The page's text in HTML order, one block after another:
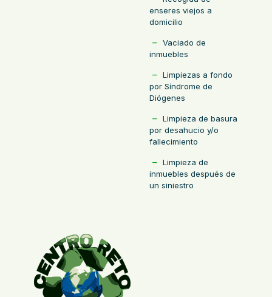
enseres viejos a
domicilio
Vaciado de
inmuebles
Limpiezas a fondo
por Síndrome de
Diógenes
Limpieza de basura
por desahucio y/o
fallecimiento
Limpieza de
inmuebles después de
un siniestro